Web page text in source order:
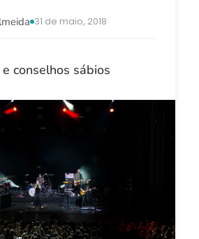
31 de maio, 2018
conselhos sábios